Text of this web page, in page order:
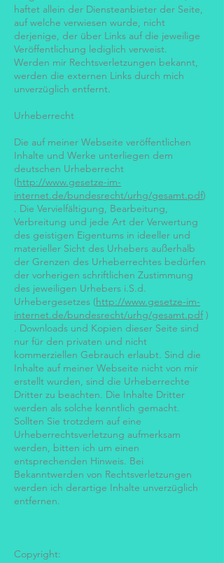
haftet allein der Diensteanbieter der Seite,
auf welche verwiesen wurde, nicht
derjenige, der über Links auf die jeweilige
Veröffentlichung lediglich verweist.
Werden mir Rechtsverletzungen bekannt,
werden die externen Links durch mich
unverzüglich entfernt.
Urheberrecht
Die auf meiner Webseite veröffentlichen
Inhalte und Werke unterliegen dem
deutschen Urheberrecht
(http://www.gesetze-im-
internet.de/bundesrecht/urhg/gesamt.pdf)
. Die Vervielfältigung, Bearbeitung,
Verbreitung und jede Art der Verwertung
des geistigen Eigentums in ideeller und
materieller Sicht des Urhebers außerhalb
der Grenzen des Urheberrechtes bedürfen
der vorherigen schriftlichen Zustimmung
des jeweiligen Urhebers i.S.d.
Urhebergesetzes (http://www.gesetze-im-
internet.de/bundesrecht/urhg/gesamt.pdf)
. Downloads und Kopien dieser Seite sind
nur für den privaten und nicht
kommerziellen Gebrauch erlaubt. Sind die
Inhalte auf meiner Webseite nicht von mir
erstellt wurden, sind die Urheberrechte
Dritter zu beachten. Die Inhalte Dritter
werden als solche kenntlich gemacht.
Sollten Sie trotzdem auf eine
Urheberrechtsverletzung aufmerksam
werden, bitten ich um einen
entsprechenden Hinweis. Bei
Bekanntwerden von Rechtsverletzungen
werden ich derartige Inhalte unverzüglich
entfernen.
Copyright: